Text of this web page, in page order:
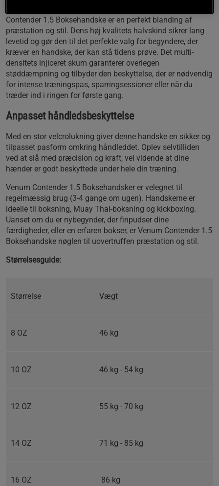
Contender 1.5 Boksehandske er en perfekt blanding af
præstation og stil. Dens høj kvalitets halvskind sikrer lang
levetid og gør den til det perfekte valg for begyndere, der
kræver en handske, der kan stå tidens prøve. Det multi-
densitets injiceret skum garanterer overlegen
støddæmpning og tilbyder den beskyttelse, der er nødvendig
for intense træningspas, sparringsessioner eller når du
træder ind i ringen for første gang.
Anpasset håndledsbeskyttelse
Med en stor velcrolukning giver denne handske en sikker og
tilpasset pasform omkring håndleddet. Oplev selvtilliden
ved at slå med præcision og kraft, vel vidende at dine
hænder er godt beskyttede under hele din træning.
Venum Contender 1.5 Boksehandsker er velegnet til
regelmæssig brug (3-4 gange om ugen). Handskerne er
ideelle til boksning, Muay Thai-boksning og kickboxing.
Uanset om du er nybegynder, der finpudser dine
færdigheder, eller en erfaren bokser, er Venum Contender 1.5
Boksehandske nøglen til uovertruffen præstation og stil.
Størrelsesguide:
Størrelse Vægt
8 OZ 46 kg
10 OZ 46 kg - 54 kg
12 OZ 55 kg - 70 kg
14 OZ 71 kg - 85 kg
16 OZ 86 kg